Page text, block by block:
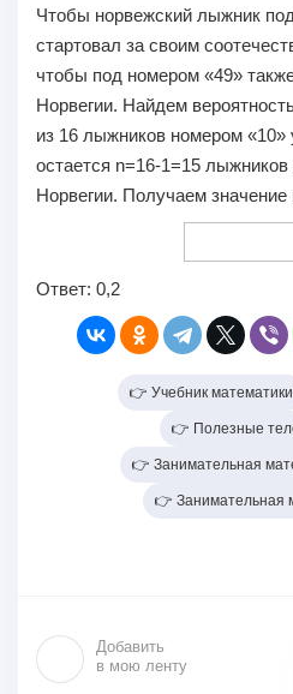
Чтобы норвежский лыжник
стартовал за своим
чтобы под номером «49»
Норвегии. Найдем
из 16 лыжников номером «10»
остается n=16-1=15
Норвегии. Получаем значение
Ответ: 0,2
👉 Учебник математики
👉 Полезные
👉 Занимательная
👉 Занимательная
Добавить
в мою ленту